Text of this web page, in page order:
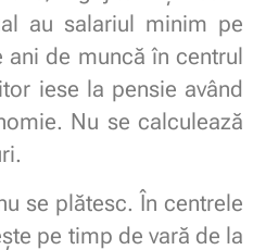
au salariul minim pe
de muncă în centrul
iese la pensie având
Nu se calculează
se plătesc. În centrele
pe timp de vară de la